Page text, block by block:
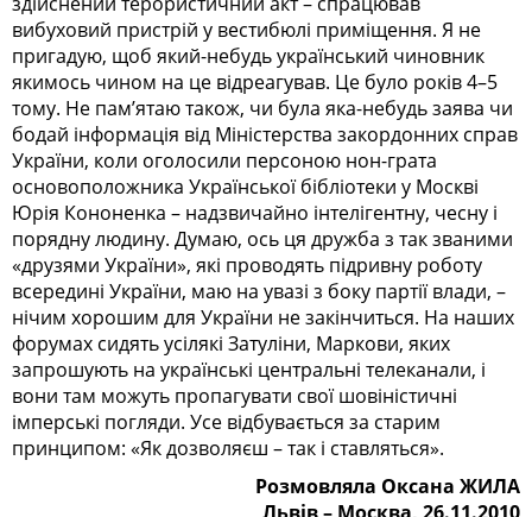
вибуховий пристрій у вестибюлі приміщення. Я не
пригадую, щоб який-небудь український чиновник
якимось чином на це відреагував. Це було років 4–5
тому. Не пам’ятаю також, чи була яка-небудь заява чи
бодай інформація від Міністерства закордонних справ
України, коли оголосили персоною нон-грата
основоположника Української бібліотеки у Москві
Юрія Кононенка – надзвичайно інтелігентну, чесну і
порядну людину. Думаю, ось ця дружба з так званими
«друзями України», які проводять підривну роботу
всередині України, маю на увазі з боку партії влади, –
нічим хорошим для України не закінчиться. На наших
форумах сидять усілякі Затуліни, Мар­кови, яких
запрошують на українські центральні телеканали, і
вони там можуть пропагувати свої шовіністичні
імперські погляди. Усе відбувається за старим
принципом: «Як дозволяєш – так і ставляться».
Розмовляла Оксана ЖИЛА